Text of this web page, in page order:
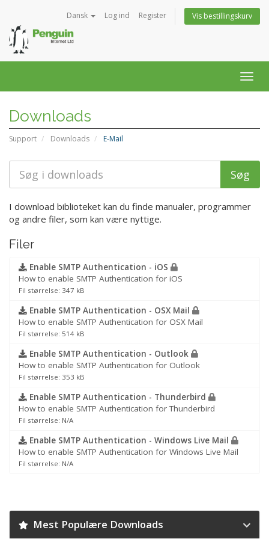
Dansk Log ind Register Vis bestillingskurv
Downloads
Support Downloads E-Mail
I download biblioteket kan du finde manualer, programmer
og andre filer, som kan være nyttige.
Filer
Enable SMTP Authentication - iOS
How to enable SMTP Authentication for iOS
Fil størrelse: 347 kB
Enable SMTP Authentication - OSX Mail
How to enable SMTP Authentication for OSX Mail
Fil størrelse: 514 kB
Enable SMTP Authentication - Outlook
How to enable SMTP Authentication for Outlook
Fil størrelse: 353 kB
Enable SMTP Authentication - Thunderbird
How to enable SMTP Authentication for Thunderbird
Fil størrelse: N/A
Enable SMTP Authentication - Windows Live Mail
How to enable SMTP Authentication for Windows Live Mail
Fil størrelse: N/A
Mest Populære Downloads